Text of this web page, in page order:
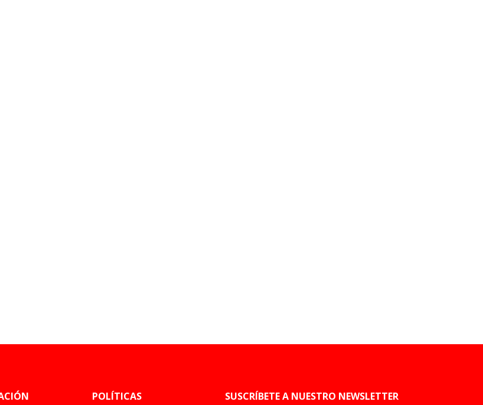
POLÍTICAS SUSCRÍBETE A NUESTRO NEWSLETTER